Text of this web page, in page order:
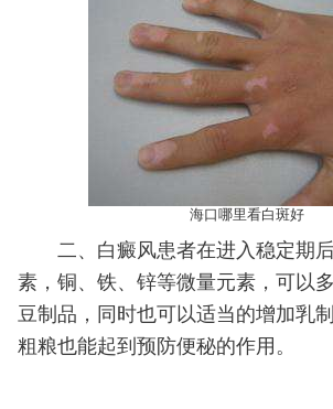
海口哪里看白斑好
二、白癜风患者在进入稳定期后
素，铜、铁、锌等微量元素，可以
豆制品，同时也可以适当的增加乳
粗粮也能起到预防便秘的作用。